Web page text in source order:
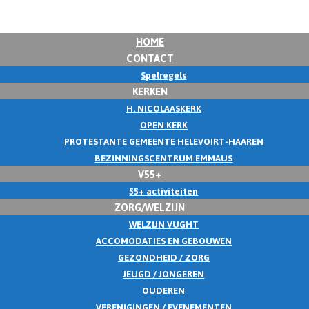
HOME
CONTACT
Spelregels
KERKEN
H. NICOLAASKERK
OPEN KERK
PROTESTANTE GEMEENTE HELEVOIRT-HAAREN
BEZINNINGSCENTRUM EMMAUS
V55+
55+ activiteiten
ZORG/WELZIJN
WELZIJN VUGHT
ACCOMODATIES EN GEBOUWEN
GEZONDHEID / ZORG
JEUGD / JONGEREN
OUDEREN